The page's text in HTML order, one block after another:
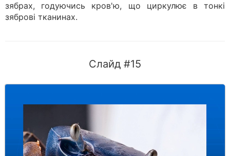
зябрах, годуючись кров'ю, що циркулює в тонкі
зяброві тканинах.
Слайд #15